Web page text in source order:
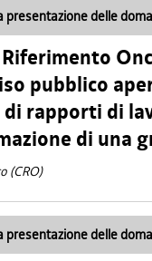
presentazione delle
pubblico
rapporti di
di una
(CRO)
presentazione delle